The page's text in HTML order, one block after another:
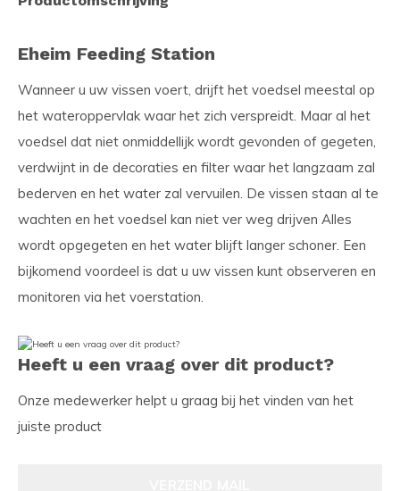
Eheim Feeding Station
Wanneer u uw vissen voert, drijft het voedsel meestal op
het wateroppervlak waar het zich verspreidt. Maar al het
voedsel dat niet onmiddellijk wordt gevonden of gegeten,
verdwijnt in de decoraties en filter waar het langzaam zal
bederven en het water zal vervuilen. De vissen staan al te
wachten en het voedsel kan niet ver weg drijven Alles
wordt opgegeten en het water blijft langer schoner. Een
bijkomend voordeel is dat u uw vissen kunt observeren en
monitoren via het voerstation.
Heeft u een vraag over dit product?
Onze medewerker helpt u graag bij het vinden van het
juiste product